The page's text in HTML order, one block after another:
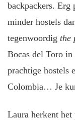
backpackers.
minder hostels
tegenwoordig the
Bocas del Toro
prachtige hostels
Colombia… Je
Laura herkent